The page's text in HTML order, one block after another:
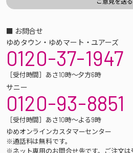
■ お問合せ
ゆめタウン・ゆめマート・ユアーズ
0120-37-1947
［受付時間］あさ10時～夕方6時
サニー
0120-93-8851
［受付時間］あさ10時～よる9時
ゆめオンラインカスタマーセンター
※通話料は無料です。
※ネット専用のお問合せ先です。ご注文は